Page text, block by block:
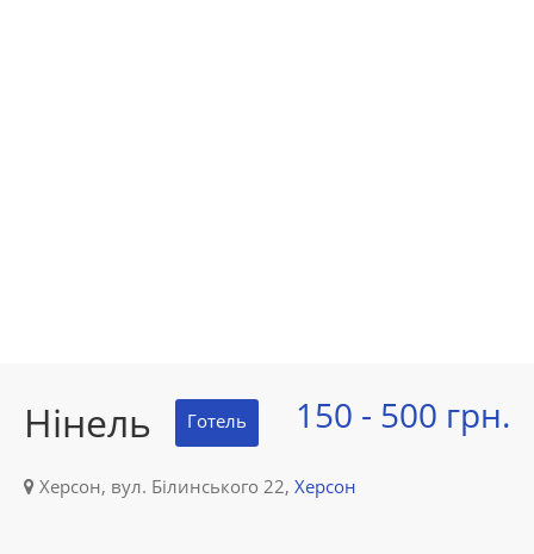
Нінель Готель 150 - 500 грн.
Херсон, вул. Білинського 22, Херсон